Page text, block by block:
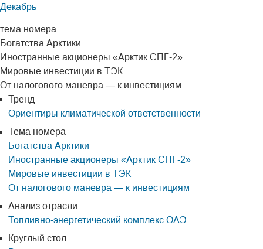
Декабрь
тема номера
Богатства Арктики
Иностранные акционеры «Арктик СПГ-2»
Мировые инвестиции в ТЭК
От налогового маневра — к инвестициям
Тренд
Ориентиры климатической ответственности
Тема номера
Богатства Арктики
Иностранные акционеры «Арктик СПГ-2»
Мировые инвестиции в ТЭК
От налогового маневра — к инвестициям
Анализ отрасли
Топливно-энергетический комплекс ОАЭ
Круглый стол